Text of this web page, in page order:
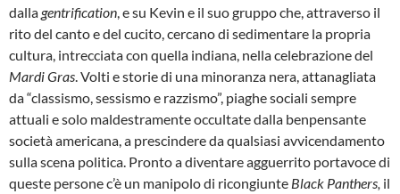
dalla gentrification, e su Kevin e il suo gruppo che, attraverso il
rito del canto e del cucito, cercano di sedimentare la propria
cultura, intrecciata con quella indiana, nella celebrazione del
Mardi Gras. Volti e storie di una minoranza nera, attanagliata
da “classismo, sessismo e razzismo”, piaghe sociali sempre
attuali e solo maldestramente occultate dalla benpensante
società americana, a prescindere da qualsiasi avvicendamento
sulla scena politica. Pronto a diventare agguerrito portavoce di
queste persone c’è un manipolo di ricongiunte Black Panthers, il